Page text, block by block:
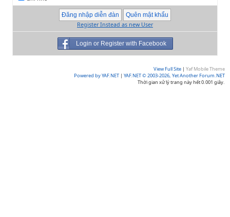
Register Instead as new User
Login or Register with Facebook
View Full Site | Yaf Mobile Theme
Powered by YAF.NET | YAF.NET © 2003-2026, Yet Another Forum.NET
Thời gian xử lý trang này hết 0.001 giây.